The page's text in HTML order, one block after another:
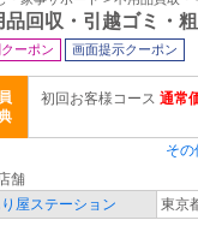
品回収・引越ゴミ・
ーポン 画面提示クーポン
初回お客様コース 通常
そ
舗
屋ステーション
東京